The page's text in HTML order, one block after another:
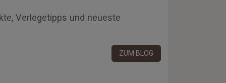
Verlegetipps und neueste
ZUM BLOG